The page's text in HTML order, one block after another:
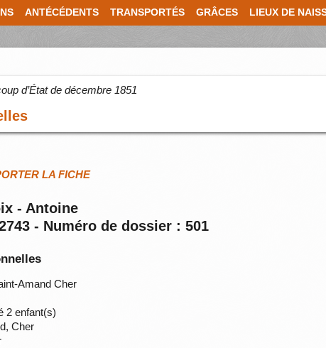
ANTÉCÉDENTS TRANSPORTÉS GRÂCES LIEUX DE
d’État de décembre 1851
LA FICHE
- Antoine
- Numéro de dossier : 501
Amand Cher
2 enfant(s)
Cher